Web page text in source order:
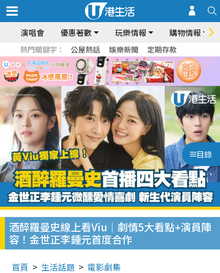
演唱會 優惠著數 玩樂情報 購物情報
熱門關鍵字： 公屋熱話 娛樂新聞 定期存款
目錄
酒醉羅曼史線上看Viu｜劇情5大看點+演員陣
容！金世正李鍾元首度合作
首頁 生活話題 電影劇集